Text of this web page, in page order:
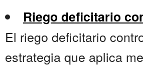
Riego deficitario
El riego deficitario
estrategia que aplica